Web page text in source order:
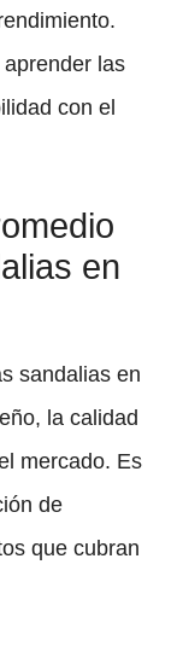
las
con el
en
sandalias en
la calidad
mercado. Es
de
que cubran